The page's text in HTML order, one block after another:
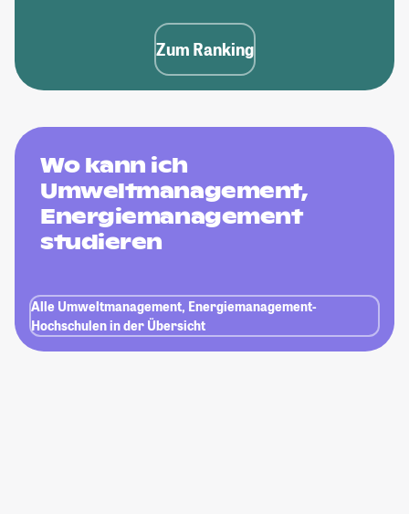
Zum Ranking
Wo kann ich
Umweltmanagement,
Energiemanagement
studieren
Alle Umweltmanagement, Energiemanagement-
Hochschulen in der Übersicht